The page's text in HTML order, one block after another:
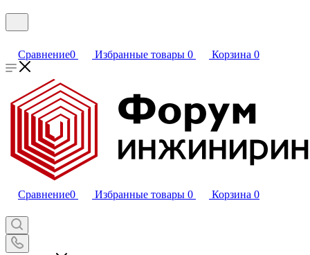
Сравнение0 Избранные товары 0 Корзина 0
Сравнение0 Избранные товары 0 Корзина 0